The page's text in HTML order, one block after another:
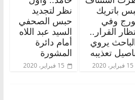
باتريك
وفي
القرار..
يروي
تعذيبه
15 فبراير، 2020
نظر لتجديد
حبس الصحفي
السيد عبد اللاه
أمام دائرة
المشورة
15 فبراير، 2020